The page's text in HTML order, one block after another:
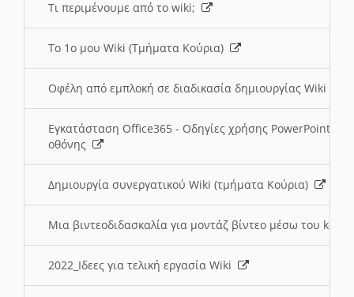
Τι περιμένουμε από το wiki;
Το 1ο μου Wiki (Τμήματα Κούρια)
Οφέλη από εμπλοκή σε διαδικασία δημιουργίας Wiki
Εγκατάσταση Office365 - Οδηγίες χρήσης PowerPoint
οθόνης
Δημιουργία συνεργατικού Wiki (τμήματα Κούρια)
Μια βιντεοδιδασκαλία για μοντάζ βίντεο μέσω του
2022_Ιδεες για τελική εργασία Wiki